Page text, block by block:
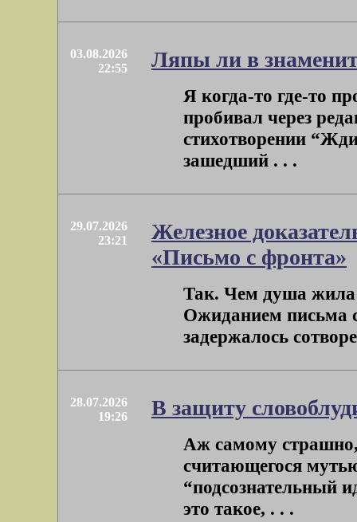
03.08.2026
22:55
Ляпы ли в
Я когда-то где-то
пробивал через
стихотворении
зашедший . . .
29.07.2026
23:21
Железное
«Письмо с фронта»
Так. Чем душа жила
Ожиданием письма
задержалось
28.07.2026
19:26
В защиту
Аж самому
считающегося
“подсознательный
это такое, . . .